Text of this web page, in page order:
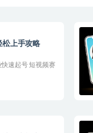
松上手攻略
速起号 短视频赛